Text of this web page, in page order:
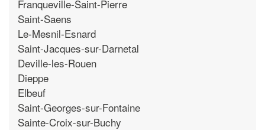
Franqueville-Saint-Pierre
Saint-Saens
Le-Mesnil-Esnard
Saint-Jacques-sur-Darnetal
Deville-les-Rouen
Dieppe
Elbeuf
Saint-Georges-sur-Fontaine
Sainte-Croix-sur-Buchy